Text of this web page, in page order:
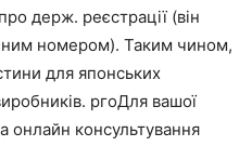
держ. реєстрації (він
номером). Таким чином,
для японських
ргоДля вашої
онлайн консультування